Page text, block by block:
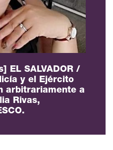
EL SALVADOR /
y el Ejército
arbitrariamente a
Rivas,